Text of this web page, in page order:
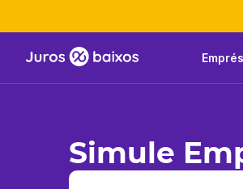
Simule